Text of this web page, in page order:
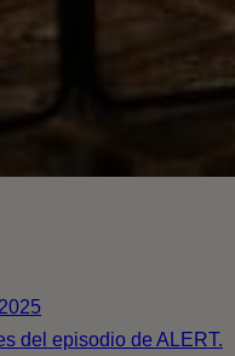
del episodio de ALERT.